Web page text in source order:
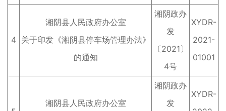
4
湘阴县人民政府办公室
关于印发《湘阴县停车场管理办法》
的通知
湘阴政办
发
〔2021〕
4号
XYDR-
2021-
01001
湘阴县人民政府办公室
湘阴政办
发
XYDR-